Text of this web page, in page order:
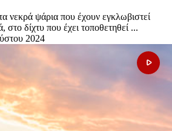
νεκρά ψάρια που έχουν εγκλωβιστεί
στο δίχτυ που έχει τοποθετηθεί ...
2024